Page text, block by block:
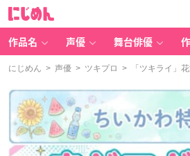
作品名 声優 舞台俳優
にじめん > 声優 > ツキプロ > 「ツキライ」